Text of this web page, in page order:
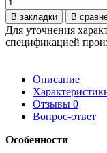
В закладки
В
Для уточнения
спецификацией
Описание
Отзывы 0
Вопрос-ответ
Особенности